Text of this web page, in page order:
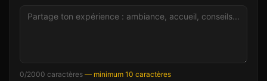
0/2000 caractères — minimum 10 caractères